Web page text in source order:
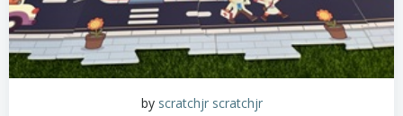
by scratchjr scratchjr